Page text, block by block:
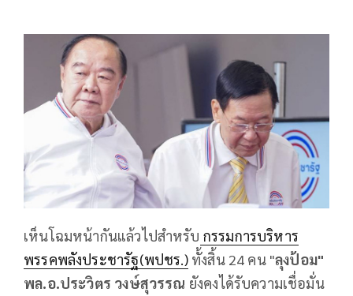
เห็นโฉมหน้ากันแล้วไปสำหรับ กรรมการบริหาร
พรรคพลังประชารัฐ(พปชร.)ทั้งสิ้น 24 คน "ลุงป้อม"
พล.อ.ประวิตร วงษ์สุวรรณ ยังคงได้รับความเชื่อมั่น